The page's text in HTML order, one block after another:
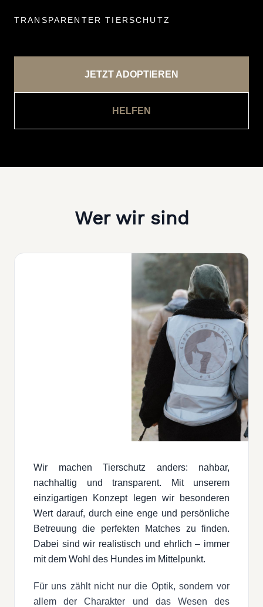
TRANSPARENTER TIERSCHUTZ
JETZT ADOPTIEREN
HELFEN
Wer wir sind
Wir machen Tierschutz anders: nahbar,
nachhaltig und transparent. Mit unserem
einzigartigen Konzept legen wir besonderen
Wert darauf, durch eine enge und persönliche
Betreuung die perfekten Matches zu finden.
Dabei sind wir realistisch und ehrlich – immer
mit dem Wohl des Hundes im Mittelpunkt.
Für uns zählt nicht nur die Optik, sondern vor
allem der Charakter und das Wesen des